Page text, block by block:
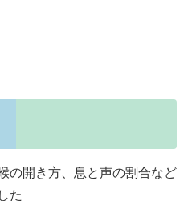
の開き方、息と声の割合など
た